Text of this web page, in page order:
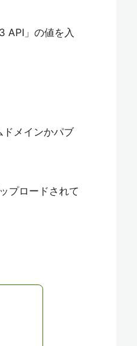
API」の値を入
メインかパブ
プロードされて